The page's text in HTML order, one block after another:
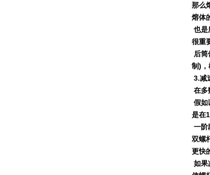
那么
熔体
也是
很重
后
制)
3.减
在多
假如
是在
一阶
双螺
更快
如果